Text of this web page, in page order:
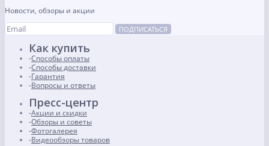
Новости, обзоры и акции
ПОДПИСАТЬСЯ
Как купить
Способы оплаты
Способы доставки
Гарантия
Вопросы и ответы
Пресс-центр
Акции и скидки
Обзоры и советы
Фотогалерея
Видеообзоры товаров